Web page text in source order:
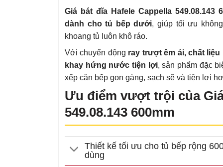
Giá bát đĩa Hafele Cappella 549.08.143
dành cho tủ bếp dưới, giúp tối ưu
khoang tủ luôn khô ráo.
Với chuyển động ray trượt êm ái, chất
khay hứng nước tiện lợi, sản phẩm đặc
xếp căn bếp gọn gàng, sạch sẽ và tiện lợi
Ưu điểm vượt trội của
549.08.143 600mm
Thiết kế tối ưu cho tủ bếp rộng
dùng